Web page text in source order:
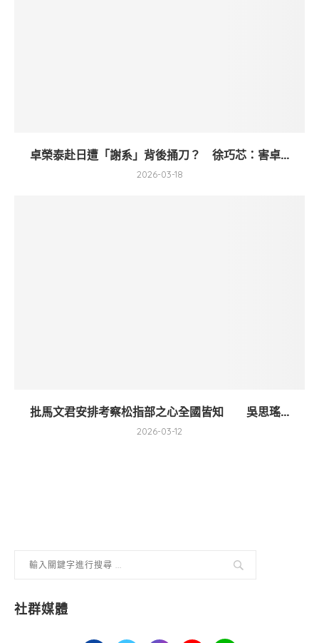
卓榮泰赴日遭「謝系」背後捅刀？ 徐巧芯：害卓...
2026-03-18
批馬文君安排考察松指部之心全國皆知 吳思瑤...
2026-03-12
社群媒體